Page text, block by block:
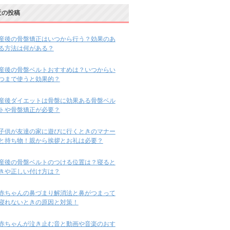
の投稿
後の骨盤矯正はいつから行う？効果のあ
方法は何がある？
後の骨盤ベルトおすすめは？いつからい
まで使うと効果的？
後ダイエットは骨盤に効果ある骨盤ベル
や骨盤矯正が必要？
供が友達の家に遊びに行くときのマナー
持ち物！親から挨拶とお礼は必要？
後の骨盤ベルトのつける位置は？寝ると
や正しい付け方は？
ちゃんの鼻づまり解消法と鼻がつまって
れないときの原因と対策！
ちゃんが泣き止む音と動画や音楽のおす